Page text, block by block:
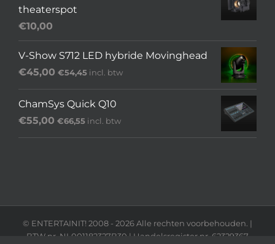
theaterspot
€10,00
V-Show S712 LED hybride Movinghead
€45,00 €54,45 incl. btw
ChamSys Quick Q10
€55,00 €66,55 incl. btw
© ENTERTAINIT! 2008 - 2026 Alle rechten voorbehouden. |
BTW nr. NL001182327B30 | Handelsregister nr. 62329367